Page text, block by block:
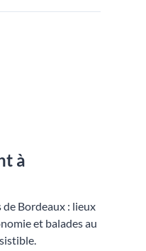
à
Bordeaux : lieux
et balades au